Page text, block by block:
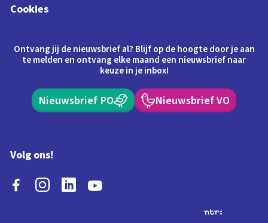
Cookies
Ontvang jij de nieuwsbrief al? Blijf op de hoogte door je aan
te melden en ontvang elke maand een nieuwsbrief naar
keuze in je inbox!
Nieuwsbrief PO Nieuwsbrief VO
Volg ons!